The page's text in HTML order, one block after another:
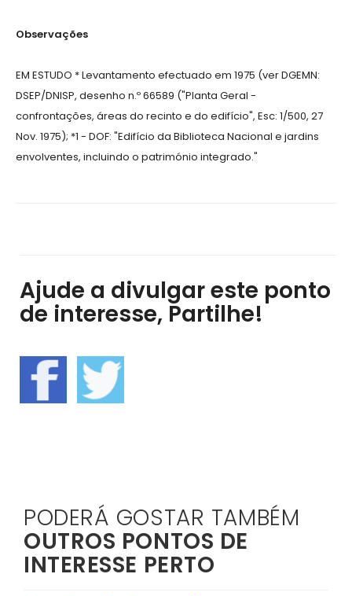
Observações
EM ESTUDO * Levantamento efectuado em 1975 (ver DGEMN:
DSEP/DNISP, desenho n.º 66589 ("Planta Geral -
confrontações, áreas do recinto e do edifício", Esc: 1/500, 27
Nov. 1975); *1 - DOF: "Edifício da Biblioteca Nacional e jardins
envolventes, incluindo o património integrado."
Ajude a divulgar este ponto
de interesse, Partilhe!
PODERÁ GOSTAR TAMBÉM
OUTROS PONTOS DE
INTERESSE PERTO